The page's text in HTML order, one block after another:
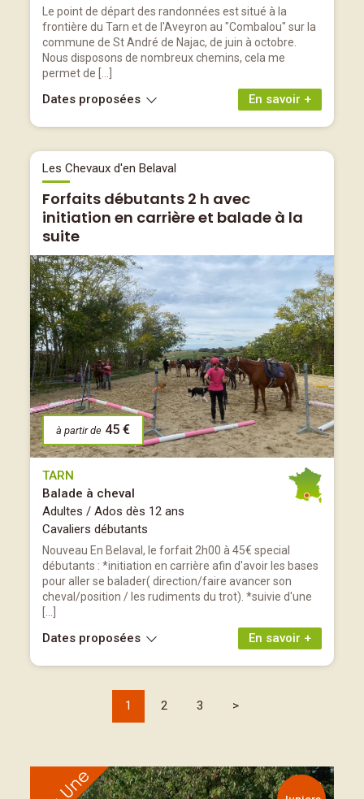
Le point de départ des randonnées est situé à la
frontière du Tarn et de l'Aveyron au "Combalou" sur la
commune de St André de Najac, de juin à octobre.
Nous disposons de nombreux chemins, cela me
permet de […]
En savoir +
Dates proposées
Les Chevaux d'en Belaval
Forfaits débutants 2 h avec
initiation en carrière et balade à la
suite
à partir de 45 €
TARN
Balade à cheval
Adultes / Ados dès 12 ans
Cavaliers débutants
Nouveau En Belaval, le forfait 2h00 à 45€ special
débutants : *initiation en carrière afin d'avoir les bases
pour aller se balader( direction/faire avancer son
cheval/position / les rudiments du trot). *suivie d'une
En savoir +
Dates proposées
1 2 3 >